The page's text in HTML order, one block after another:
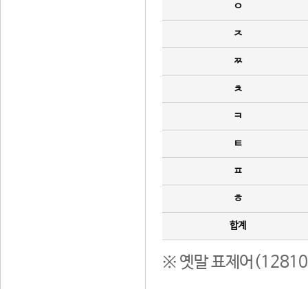
ㅇ
ㅈ
ㅉ
ㅊ
ㅋ
ㅌ
ㅍ
ㅎ
합계
※ 옛말 표제어(12810